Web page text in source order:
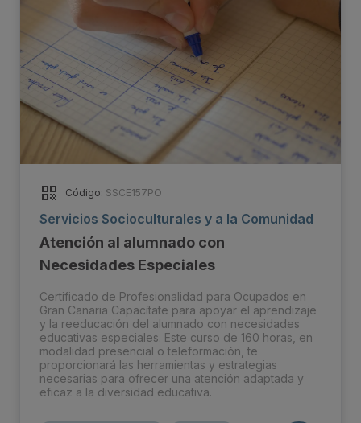
Código: SSCE157PO
Servicios Socioculturales y a la Comunidad
Atención al alumnado con
Necesidades Especiales
Certificado de Profesionalidad para Ocupados en
Gran Canaria Capacítate para apoyar el aprendizaje
y la reeducación del alumnado con necesidades
educativas especiales. Este curso de 160 horas, en
modalidad presencial o teleformación, te
proporcionará las herramientas y estrategias
necesarias para ofrecer una atención adaptada y
eficaz a la diversidad educativa.